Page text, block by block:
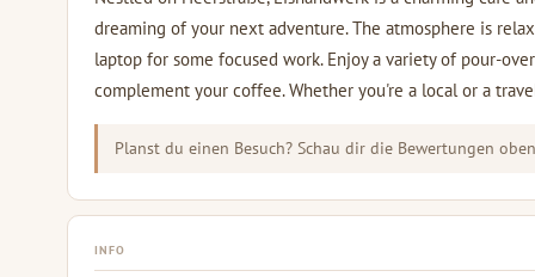
dreaming of your next adventure. The atmosphere is
laptop for some focused work. Enjoy a variety of pour-
complement your coffee. Whether you're a local or a
Planst du einen Besuch? Schau dir die Bewertungen
INFO